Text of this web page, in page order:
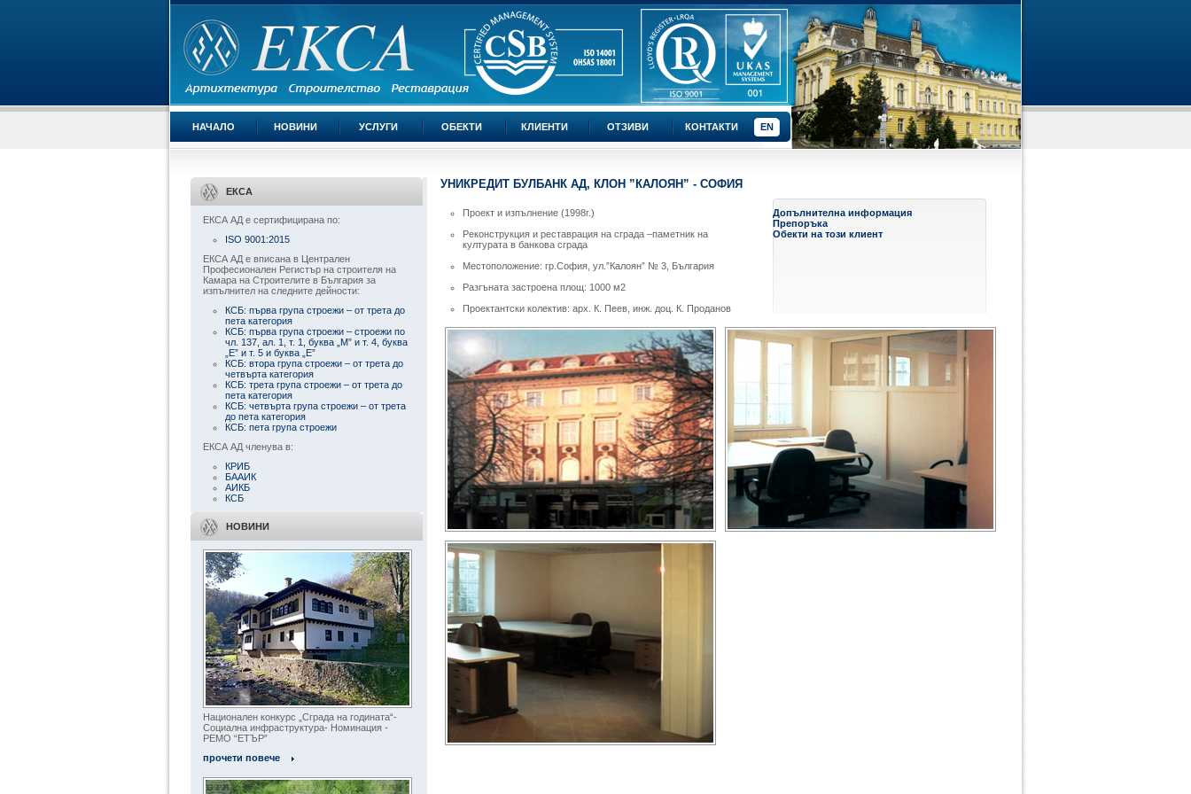
НАЧАЛО НОВИНИ УСЛУГИ ОБЕКТИ КЛИЕНТИ ОТЗИВИ КОНТАКТИ EN
ЕКСА
ЕКСА АД е сертифицирана по:
ISO 9001:2015
ЕКСА АД е вписана в Централен
Професионален Регистър на строителя на
Камара на Строителите в България за
изпълнител на следните дейности:
КСБ: първа група строежи – от трета до
пета категория
КСБ: първа група строежи – строежи по
чл. 137, ал. 1, т. 1, буква „М” и т. 4, буква
„Е” и т. 5 и буква „Е”
КСБ: втора група строежи – от трета до
четвърта категория
КСБ: трета група строежи – от трета до
пета категория
КСБ: четвърта група строежи – от трета
до пета категория
КСБ: пета група строежи
ЕКСА АД членува в:
КРИБ
БААИК
АИКБ
КСБ
НОВИНИ
Национален конкурс „Сграда на годината“-
Социална инфраструктура- Номинация -
РЕМО “ЕТЪР”
прочети повече
УНИКРЕДИТ БУЛБАНК АД, КЛОН ”КАЛОЯН” - СОФИЯ
Проект и изпълнение (1998г.)
Реконструкция и реставрация на сграда –паметник на
културата в банкова сграда
Местоположение: гр.София, ул.”Калоян” № 3, България
Разгъната застроена площ: 1000 м2
Проектантски колектив: арх. К. Пеев, инж. доц. К. Проданов
Допълнителна информация
Препоръка
Обекти на този клиент